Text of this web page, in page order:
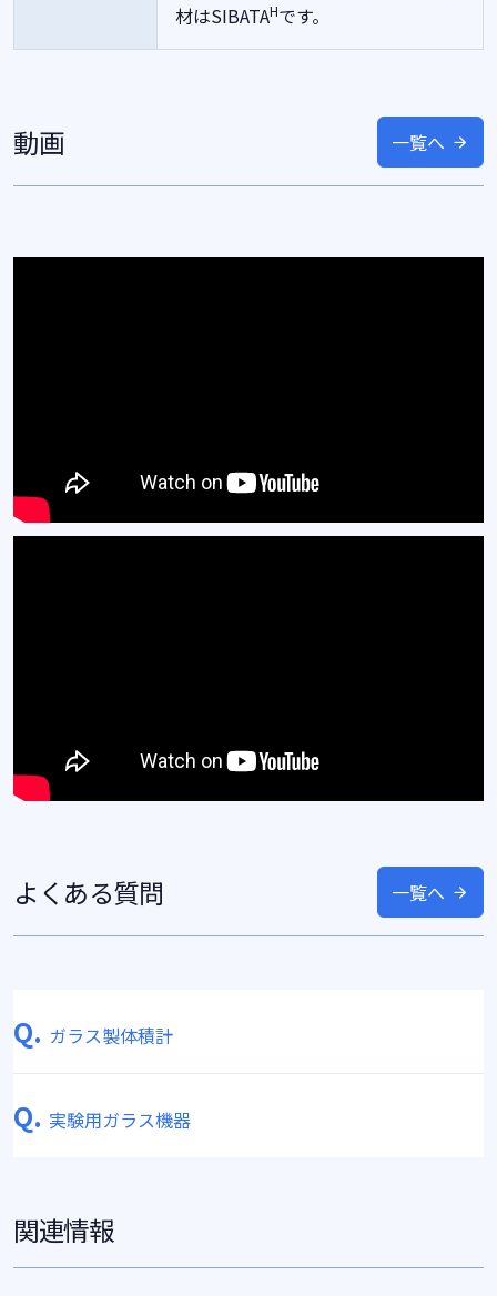
材はSIBATAHです。
動画 一覧へ
よくある質問 一覧へ
Q. ガラス製体積計
Q. 実験用ガラス機器
関連情報